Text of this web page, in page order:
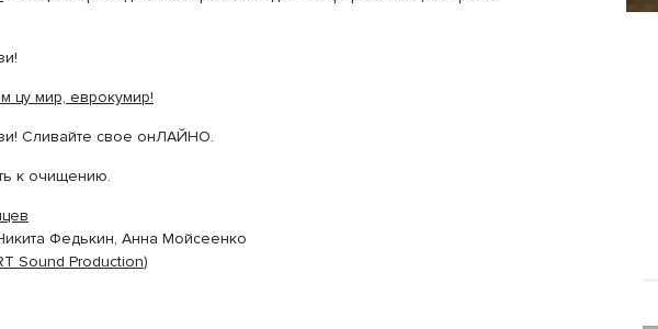
цу мир, еврокумир!
Сливайте свое онЛАЙНО.
к очищению.
Федькин, Анна Мойсеенко
Sound Production)